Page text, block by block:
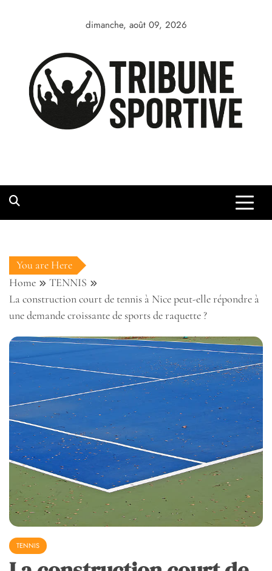
dimanche, août 09, 2026
You are Here
Home
TENNIS
La construction court de tennis à Nice peut-elle répondre à
une demande croissante de sports de raquette ?
TENNIS